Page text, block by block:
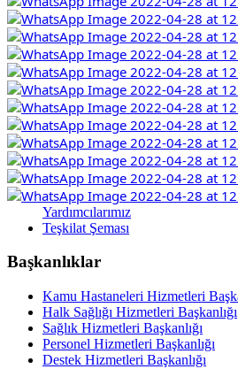
Yardımcılarımız
Teşkilat Şeması
Başkanlıklar
Kamu Hastaneleri Hizmetleri
Halk Sağlığı Hizmetleri Başkanlığı
Sağlık Hizmetleri Başkanlığı
Personel Hizmetleri Başkanlığı
Destek Hizmetleri Başkanlığı